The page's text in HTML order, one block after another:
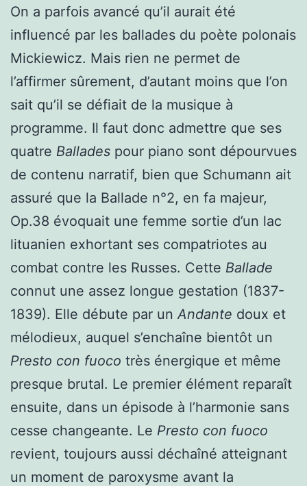
On a parfois avancé qu’il aurait été
influencé par les ballades du poète polonais
Mickiewicz. Mais rien ne permet de
l’affirmer sûrement, d’autant moins que l’on
sait qu’il se défiait de la musique à
programme. Il faut donc admettre que ses
quatre Ballades pour piano sont dépourvues
de contenu narratif, bien que Schumann ait
assuré que la Ballade n°2, en fa majeur,
Op.38 évoquait une femme sortie d’un lac
lituanien exhortant ses compatriotes au
combat contre les Russes. Cette Ballade
connut une assez longue gestation (1837-
1839). Elle débute par unAndante doux et
mélodieux, auquel s’enchaîne bientôt un
Presto con fuoco très énergique et même
presque brutal. Le premier élément reparaît
ensuite, dans un épisode à l’harmonie sans
cesse changeante. Le Presto con fuoco
revient, toujours aussi déchaîné atteignant
un moment de paroxysme avant la